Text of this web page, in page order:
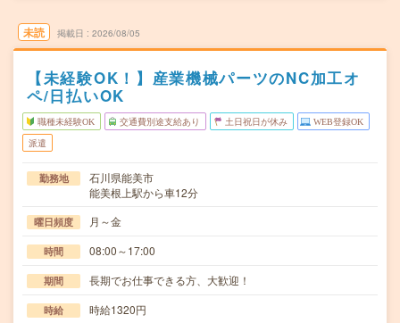
未読 掲載日 2026/08/05
【未経験OK！】産業機械パーツのNC加工オ
ペ/日払いOK
職種未経験OK 交通費別途支給あり 土日祝日が休み WEB登録OK
派遣
勤務地
石川県能美市
能美根上駅から車12分
曜日頻度 月～金
時間 08:00～17:00
期間 長期でお仕事できる方、大歓迎！
時給 時給1320円